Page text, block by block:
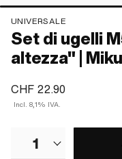
UNIVERSALE
Set di ugelli
altezza" |
CHF 22.90
Incl. 8,1% IVA.
1